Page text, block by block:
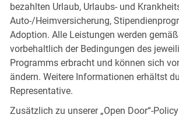
bezahlten Urlaub, Urlaubs- und
Auto-/Heimversicherung,
Adoption. Alle Leistungen werden
vorbehaltlich der Bedingungen des
Programms erbracht und können sich
ändern. Weitere Informationen erhältst
Representative.
Zusätzlich zu unserer „Open Door“-